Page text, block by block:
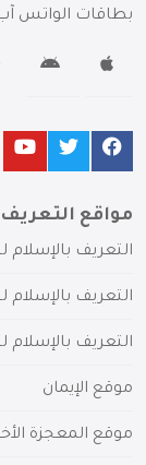
بطاقات الواتس
مواقع التعريف
التعريف بالإسلام
التعريف بالإسلام
التعريف
موقع الإيمان
موقع المعجزة